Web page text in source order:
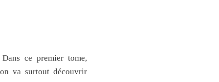
Dans ce premier tome,
on va surtout découvrir